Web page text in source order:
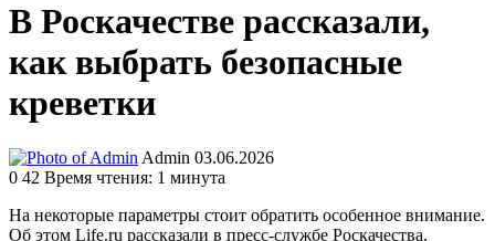
В Роскачестве рассказали,
как выбрать безопасные
креветки
Admin Send
an
03.06.2026
0 42 Время чтения: 1 минута
На некоторые параметры стоит обратить особенное внимание.
Об этом Life.ru рассказали в пресс-службе Роскачества.